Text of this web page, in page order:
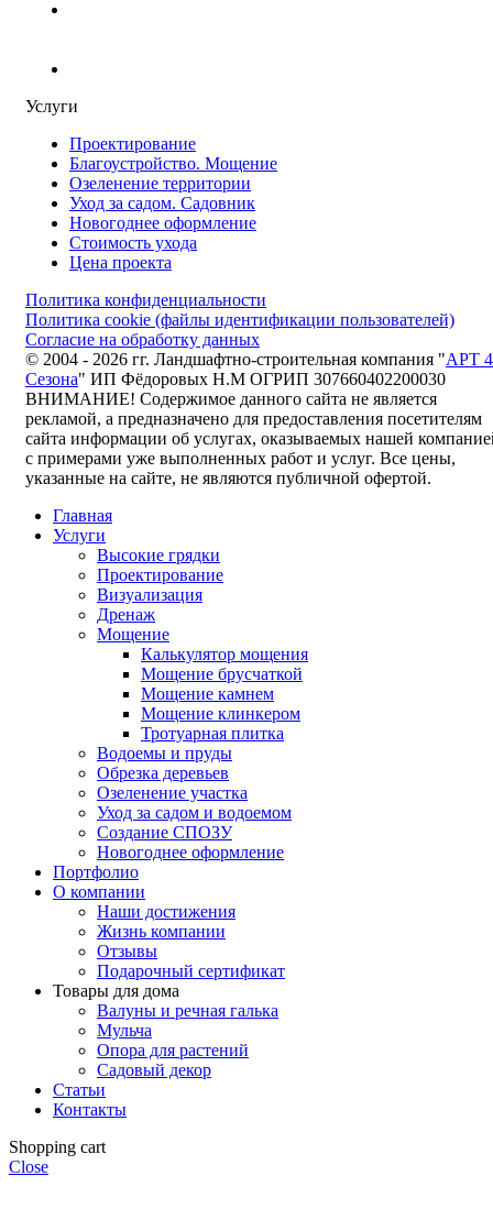
Услуги
Проектирование
Благоустройство. Мощение
Озеленение территории
Уход за садом. Садовник
Новогоднее оформление
Стоимость ухода
Цена проекта
Политика конфиденциальности
Политика cookie (файлы идентификации пользователей)
Согласие на обработку данных
© 2004 - 2026 гг. Ландшафтно-строительная компания "АРТ 4
Сезона" ИП Фёдоровых Н.М ОГРИП 307660402200030
ВНИМАНИЕ! Содержимое данного сайта не является
рекламой, а предназначено для предоставления посетителям
сайта информации об услугах, оказываемых нашей
с примерами уже выполненных работ и услуг. Все цены,
указанные на сайте, не являются публичной офертой.
Главная
Услуги
Высокие грядки
Проектирование
Визуализация
Дренаж
Мощение
Калькулятор мощения
Мощение брусчаткой
Мощение камнем
Мощение клинкером
Тротуарная плитка
Водоемы и пруды
Обрезка деревьев
Озеленение участка
Уход за садом и водоемом
Создание СПОЗУ
Новогоднее оформление
Портфолио
О компании
Наши достижения
Жизнь компании
Отзывы
Подарочный сертификат
Товары для дома
Валуны и речная галька
Мульча
Опора для растений
Садовый декор
Статьи
Контакты
Shopping cart
Close